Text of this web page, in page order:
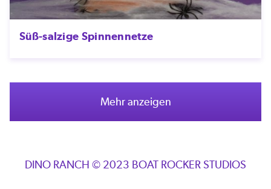
Süß-salzige Spinnennetze
Mehr anzeigen
DINO RANCH © 2023 BOAT ROCKER STUDIOS